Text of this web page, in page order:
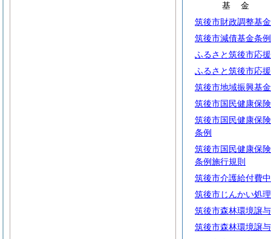
基金
筑後市財政調整基
筑後市減債基金条例
ふるさと筑後市応
ふるさと筑後市応
筑後市地域振興基
筑後市国民健康保
筑後市国民健康保
条例
筑後市国民健康保
条例施行規則
筑後市介護給付費
筑後市じんかい処
筑後市森林環境譲
筑後市森林環境譲